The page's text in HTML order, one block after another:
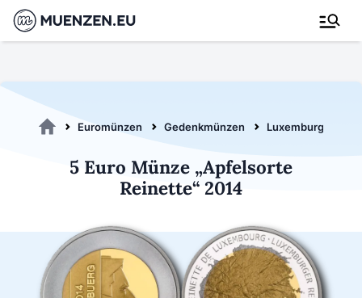
Euromünzen Gedenkmünzen Luxemburg 2014
5 Euro Münze „Apfelsorte
Reinette“ 2014